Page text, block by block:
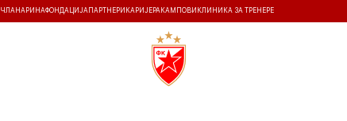
ЧЛАНАРИНАФОНДАЦИЈА ПАРТНЕРИ КАРИЈЕРА КАМПОВИ КЛИНИКА ЗА ТРЕНЕРЕ